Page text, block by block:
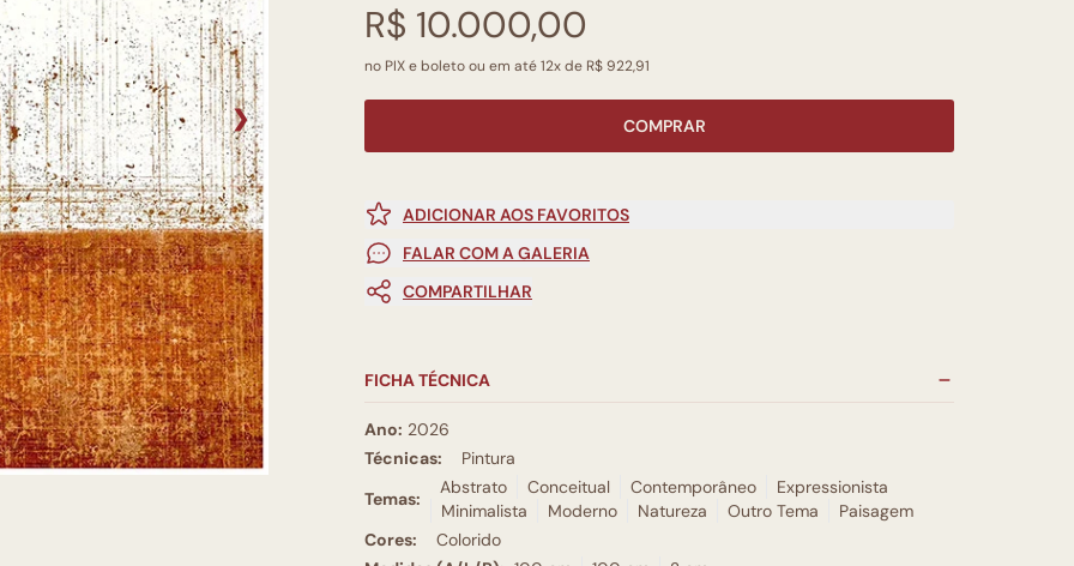
❯
R$ 10.000,00
no PIX e boleto ou em até 12x de R$ 922,91
COMPRAR
ADICIONAR AOS FAVORITOS
FALAR COM A GALERIA
COMPARTILHAR
FICHA TÉCNICA
Ano: 2026
Técnicas:
Pintura
Temas:
Abstrato Conceitual Contemporâneo
Expressionista
Minimalista
Moderno Natureza Outro Tema
Paisagem
Cores:
Colorido